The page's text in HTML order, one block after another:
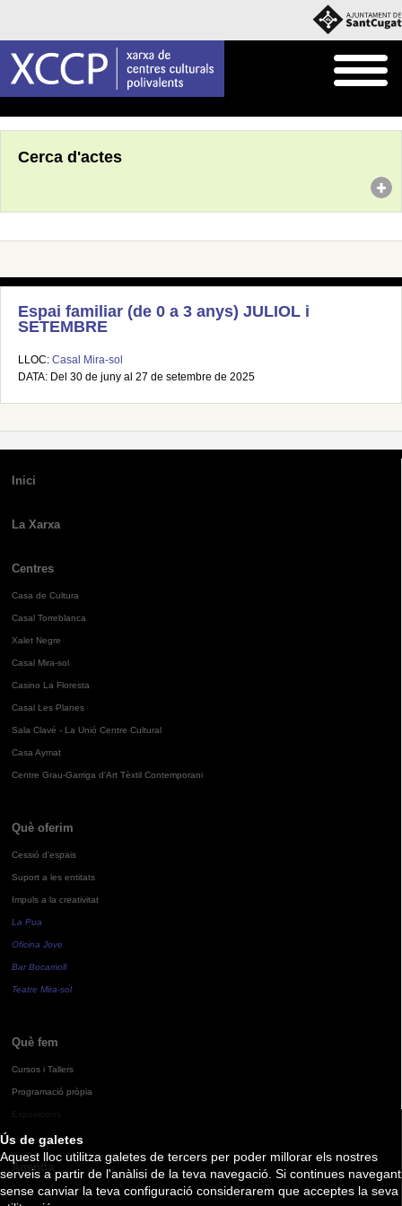
Ús de galetes
Aquest lloc utilitza galetes de tercers per poder millorar els nostres
serveis a partir de l'anàlisi de la teva navegació. Si continues navegant
sense canviar la teva configuració considerarem que acceptes la seva
Cerca d'actes
Espai familiar (de 0 a 3 anys) JULIOL i
SETEMBRE
LLOC: Casal Mira-sol
DATA: Del 30 de juny al 27 de setembre de 2025
Inici
La Xarxa
Centres
Casa de Cultura
Casal Torreblanca
Xalet Negre
Casal Mira-sol
Casino La Floresta
Casal Les Planes
Sala Clavé - La Unió Centre Cultural
Casa Aymat
Centre Grau-Garriga d'Art Tèxtil Contemporani
Què oferim
Cessió d'espais
Suport a les entitats
Impuls a la creativitat
La Pua
Oficina Jove
Bar Bocamoll
Teatre Mira-sol
Què fem
Cursos i Tallers
Programació pròpia
Agenda